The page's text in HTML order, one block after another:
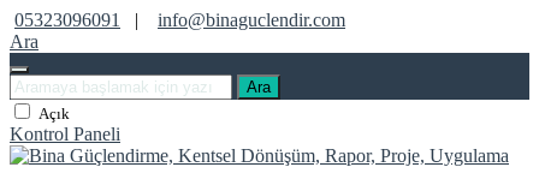
05323096091 |
info@binaguclendir.com
Ara
Ara
Açık
Kontrol Paneli